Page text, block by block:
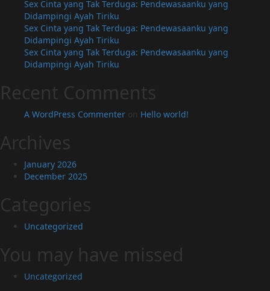
Sex Cinta yang Tak Terduga: Pendewasaanku yang
Didampingi Ayah Tiriku
Sex Cinta yang Tak Terduga: Pendewasaanku yang
Didampingi Ayah Tiriku
Sex Cinta yang Tak Terduga: Pendewasaanku yang
Didampingi Ayah Tiriku
Recent Comments
A WordPress Commenter on Hello world!
Archives
January 2026
December 2025
Categories
Uncategorized
You may have missed
Uncategorized